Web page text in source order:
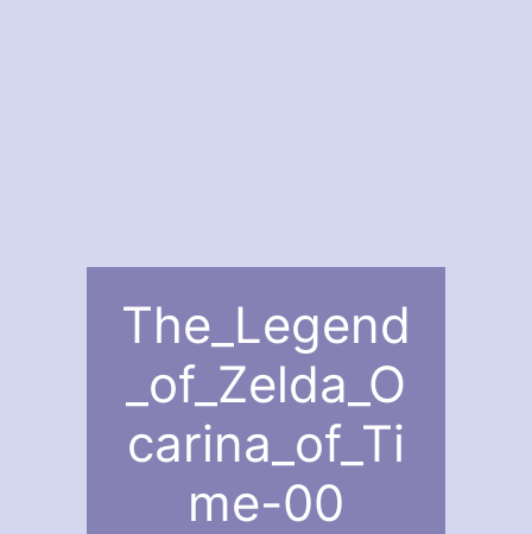
The_Legend
_of_Zelda_O
carina_of_Ti
me-00